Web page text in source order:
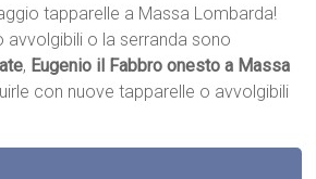
tapparelle a Massa Lombarda!
avvolgibili o la serranda sono
, Eugenio il Fabbro onesto a Massa
con nuove tapparelle o avvolgibili